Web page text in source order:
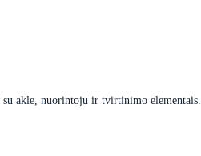
akle, nuorintoju ir tvirtinimo elementais.